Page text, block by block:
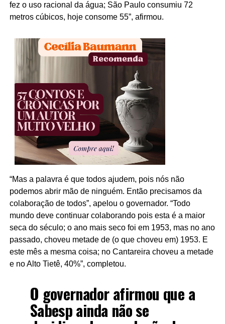
fez o uso racional da água; São Paulo consumiu 72
metros cúbicos, hoje consome 55”, afirmou.
“Mas a palavra é que todos ajudem, pois nós não
podemos abrir mão de ninguém. Então precisamos da
colaboração de todos”, apelou o governador. “Todo
mundo deve continuar colaborando pois esta é a maior
seca do século; o ano mais seco foi em 1953, mas no ano
passado, choveu metade de (o que choveu em) 1953. E
este mês a mesma coisa; no Cantareira choveu a metade
e no Alto Tietê, 40%”, completou.
O governador afirmou que a
Sabesp ainda não se